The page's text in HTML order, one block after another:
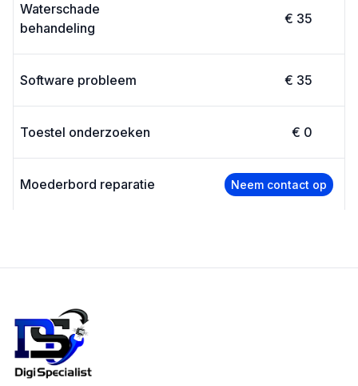
Waterschade
behandeling
€ 35
Software probleem € 35
Toestel onderzoeken € 0
Moederbord reparatie Neem contact op